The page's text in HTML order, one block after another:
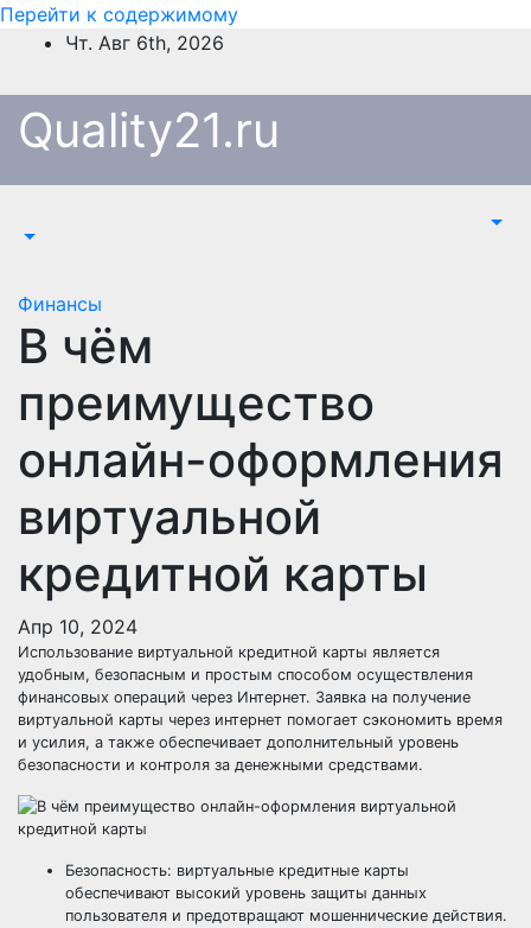
Перейти к содержимому
Чт. Авг 6th, 2026
Quality21.ru
Финансы
В чём
преимущество
онлайн-оформления
виртуальной
кредитной карты
Апр 10, 2024
Использование виртуальной кредитной карты является
удобным, безопасным и простым способом осуществления
финансовых операций через Интернет. Заявка на получение
виртуальной карты через интернет помогает сэкономить время
и усилия, а также обеспечивает дополнительный уровень
безопасности и контроля за денежными средствами.
Безопасность: виртуальные кредитные карты
обеспечивают высокий уровень защиты данных
пользователя и предотвращают мошеннические действия.